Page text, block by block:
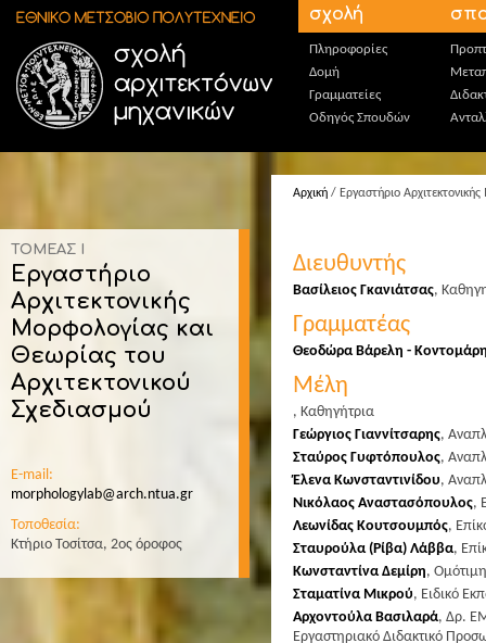
Παράκαμψη προς το κυρίως περιεχόμενο σχολή
Πληροφορίες
Δομή
Γραμματείες
Οδηγός Σπουδών
ΤΟΜΕΑΣ Ι
Εργαστήριο
Αρχιτεκτονικής
Μορφολογίας και
Θεωρίας του
Αρχιτεκτονικού
Σχεδιασμού
E-mail:
morphologylab@arch.ntua.gr
Τοποθεσία:
Κτήριο Τοσίτσα, 2ος όροφος
Αρχική / Εργαστήριο
Διευθυντής
Βασίλειος Γκανιάτσας,
Γραμματέας
Θεοδώρα Βάρελη -
Μέλη
, Καθηγήτρια
Γεώργιος Γιαννίτσαρης,
Σταύρος Γυφτόπουλος,
Έλενα Κωνσταντινίδου,
Νικόλαος Αναστασόπουλος,
Λεωνίδας Κουτσουμπός,
Σταυρούλα (Ρίβα) Λάββα,
Κωνσταντίνα Δεμίρη,
Σταματίνα Μικρού, Ειδικό
Αρχοντούλα Βασιλαρά, Δρ.
Εργαστηριακό Διδακτικό